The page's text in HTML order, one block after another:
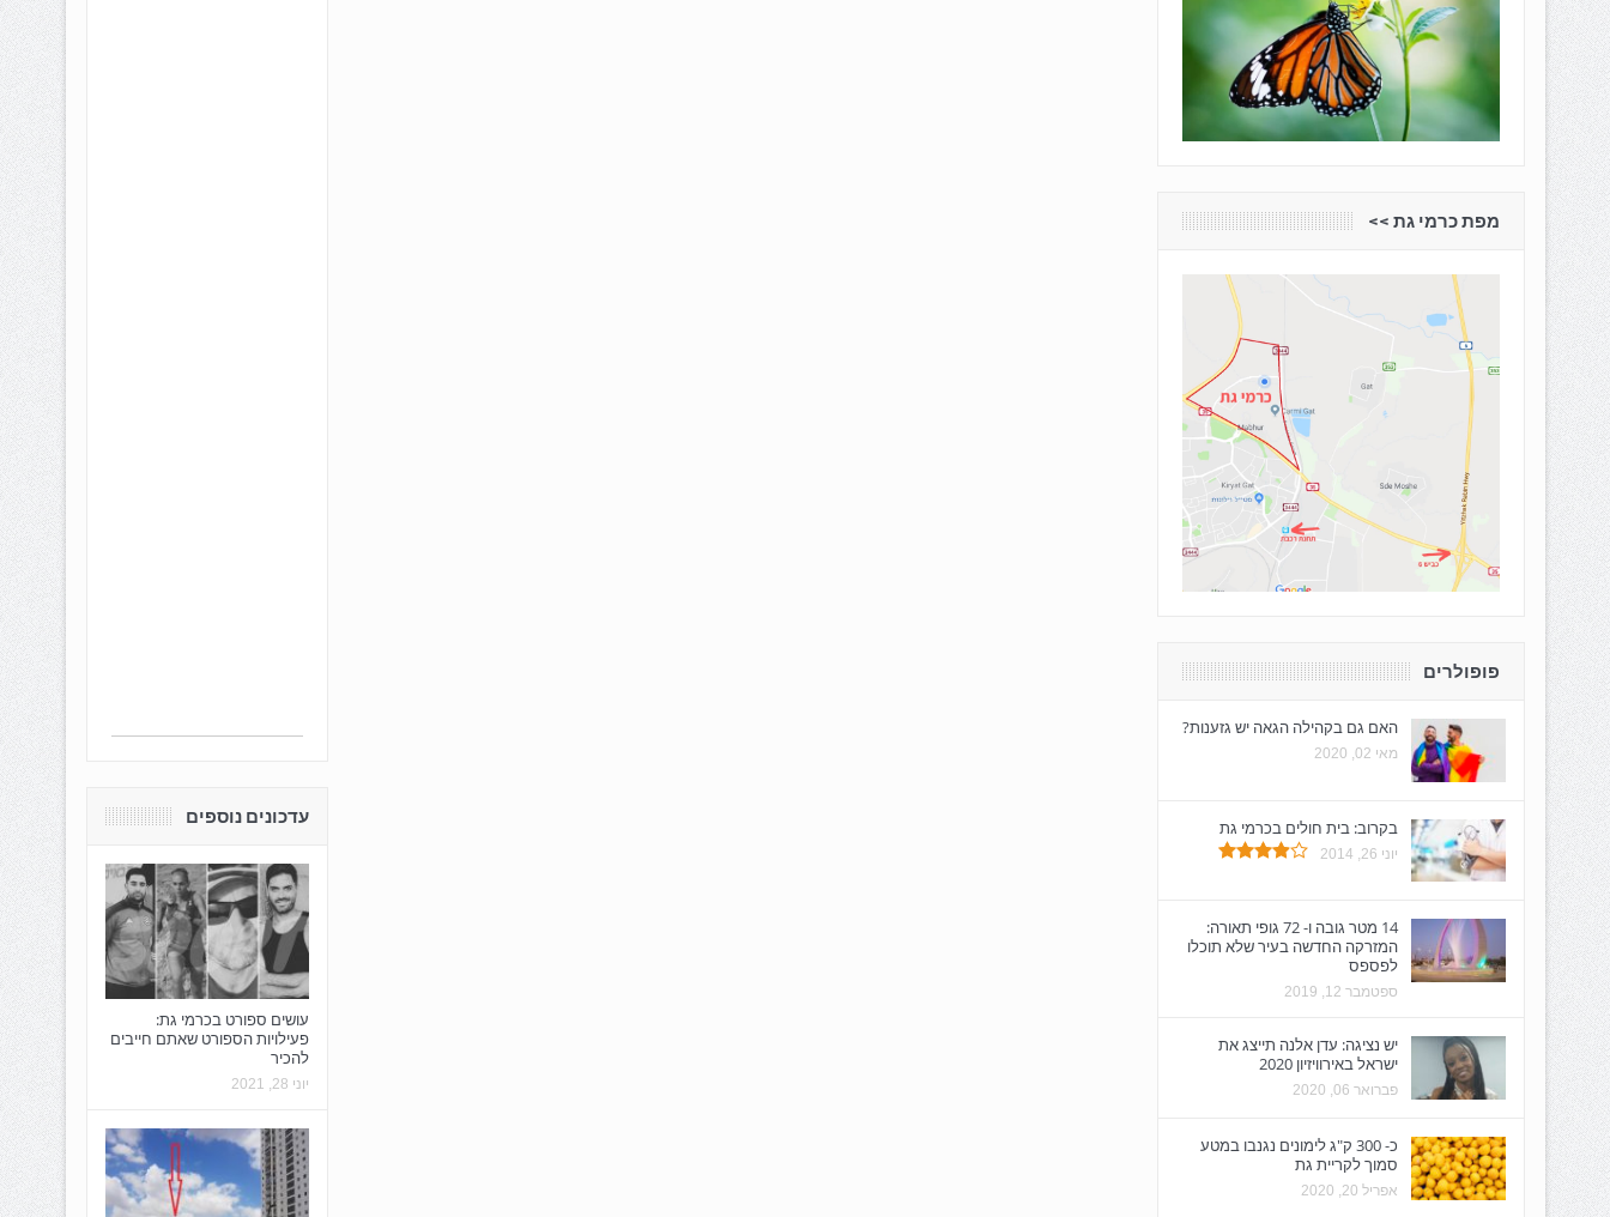
עדכונים נוספים
עושים ספורט בכרמי גת:
פעילויות הספורט שאתם חייבים
להכיר
יוני 28, 2021
מפת כרמי גת <<
פופולרים
האם גם בקהילה הגאה יש גזענות?
מאי 02, 2020
בקרוב: בית חולים בכרמי גת
יוני 26, 2014
14 מטר גובה ו- 72 גופי תאורה:
המזרקה החדשה בעיר שלא תוכלו
לפספס
ספטמבר 12, 2019
יש נציגה: עדן אלנה תייצג את
ישראל באירוויזיון 2020
פברואר 06, 2020
כ- 300 ק"ג לימונים נגנבו במטע
סמוך לקריית גת
אפריל 20, 2020